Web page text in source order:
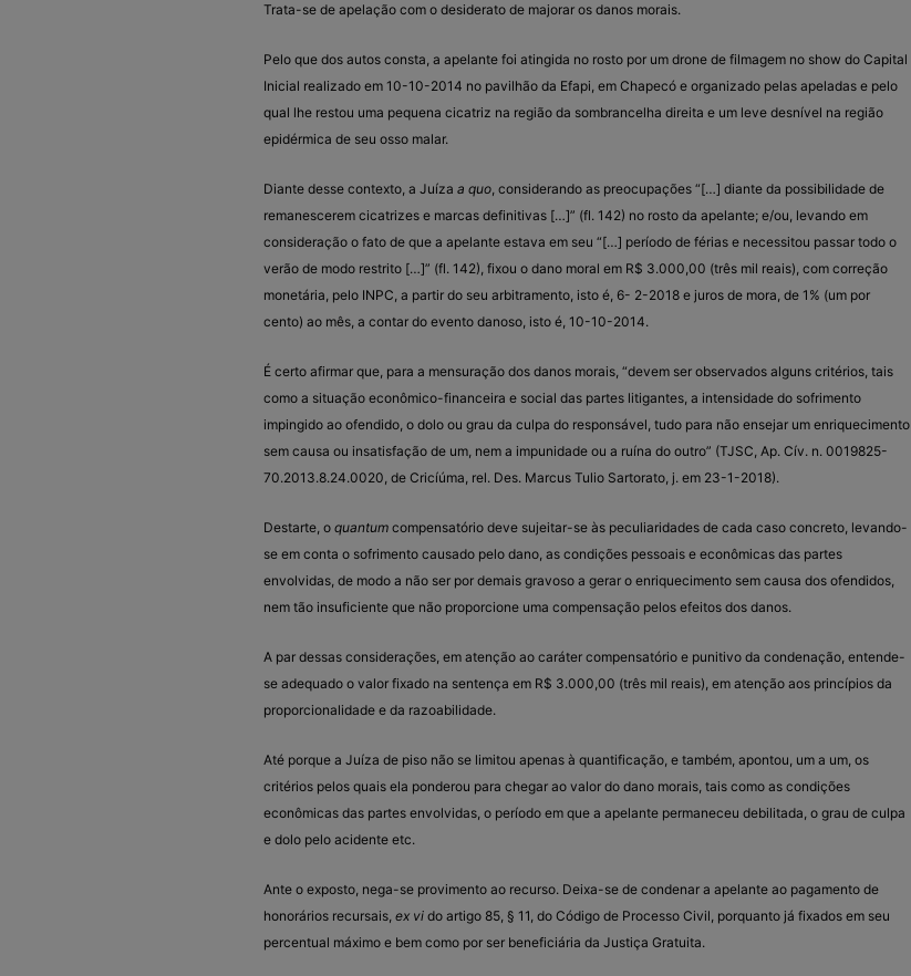
Trata-se de apelação com o desiderato de majorar os danos morais.
Pelo que dos autos consta, a apelante foi atingida no rosto por um drone de filmagem no show do Capital
Inicial realizado em 10-10-2014 no pavilhão da Efapi, em Chapecó e organizado pelas apeladas e pelo
qual lhe restou uma pequena cicatriz na região da sombrancelha direita e um leve desnível na região
epidérmica de seu osso malar.
Diante desse contexto, a Juíza a quo, considerando as preocupações “[…] diante da possibilidade de
remanescerem cicatrizes e marcas definitivas […]” (fl. 142) no rosto da apelante; e/ou, levando em
consideração o fato de que a apelante estava em seu “[…] período de férias e necessitou passar todo o
verão de modo restrito […]” (fl. 142), fixou o dano moral em R$ 3.000,00 (três mil reais), com correção
monetária, pelo INPC, a partir do seu arbitramento, isto é, 6- 2-2018 e juros de mora, de 1% (um por
cento) ao mês, a contar do evento danoso, isto é, 10-10-2014.
É certo afirmar que, para a mensuração dos danos morais, “devem ser observados alguns critérios, tais
como a situação econômico-financeira e social das partes litigantes, a intensidade do sofrimento
impingido ao ofendido, o dolo ou grau da culpa do responsável, tudo para não ensejar um enriquecimento
sem causa ou insatisfação de um, nem a impunidade ou a ruína do outro” (TJSC, Ap. Cív. n. 0019825-
70.2013.8.24.0020, de Cricíúma, rel. Des. Marcus Tulio Sartorato, j. em 23-1-2018).
Destarte, o quantum compensatório deve sujeitar-se às peculiaridades de cada caso concreto, levando-
se em conta o sofrimento causado pelo dano, as condições pessoais e econômicas das partes
envolvidas, de modo a não ser por demais gravoso a gerar o enriquecimento sem causa dos ofendidos,
nem tão insuficiente que não proporcione uma compensação pelos efeitos dos danos.
A par dessas considerações, em atenção ao caráter compensatório e punitivo da condenação, entende-
se adequado o valor fixado na sentença em R$ 3.000,00 (três mil reais), em atenção aos princípios da
proporcionalidade e da razoabilidade.
Até porque a Juíza de piso não se limitou apenas à quantificação, e também, apontou, um a um, os
critérios pelos quais ela ponderou para chegar ao valor do dano morais, tais como as condições
econômicas das partes envolvidas, o período em que a apelante permaneceu debilitada, o grau de culpa
e dolo pelo acidente etc.
Ante o exposto, nega-se provimento ao recurso. Deixa-se de condenar a apelante ao pagamento de
honorários recursais, ex vi do artigo 85, § 11, do Código de Processo Civil, porquanto já fixados em seu
percentual máximo e bem como por ser beneficiária da Justiça Gratuita.